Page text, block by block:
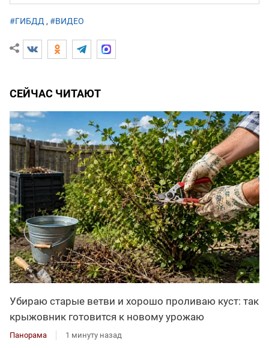
#ГИБДД , #ВИДЕО
СЕЙЧАС ЧИТАЮТ
Убираю старые ветви и хорошо проливаю куст: так
крыжовник готовится к новому урожаю
Панорама 1 минуту назад